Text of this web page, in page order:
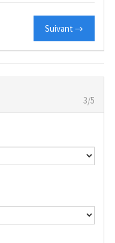
Suivant →
3/5